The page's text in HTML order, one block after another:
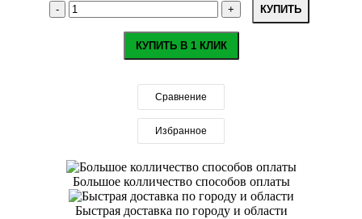
КУПИТЬ
КУПИТЬ В 1 КЛИК
Сравнение
Избранное
Большое колличество способов оплаты
Быстрая доставка по городу и области